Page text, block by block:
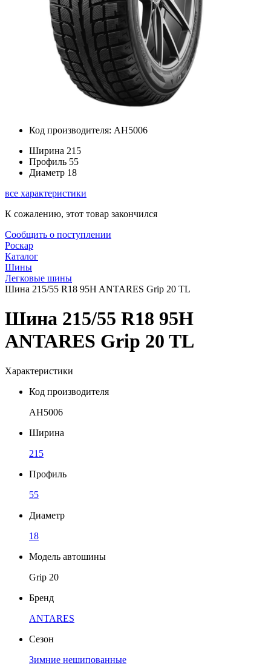
Код производителя: AH5006
Ширина 215
Профиль 55
Диаметр 18
все характеристики
К сожалению, этот товар закончился
Сообщить о поступлении
Роскар
Каталог
Шины
Легковые шины
Шина 215/55 R18 95H ANTARES Grip 20 TL
Шина 215/55 R18 95H
ANTARES Grip 20 TL
Характеристики
Код производителя
AH5006
Ширина
215
Профиль
55
Диаметр
18
Модель автошины
Grip 20
Бренд
ANTARES
Сезон
Зимние нешипованные